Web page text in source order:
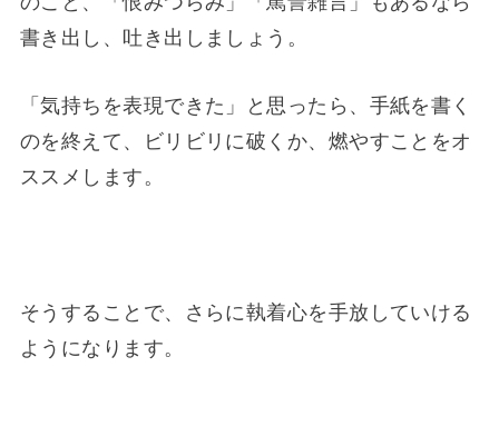
書き出し、吐き出しましょう。
「気持ちを表現できた」と思ったら、手紙を書く
のを終えて、ビリビリに破くか、燃やすことをオ
ススメします。
そうすることで、さらに執着心を手放していける
ようになります。